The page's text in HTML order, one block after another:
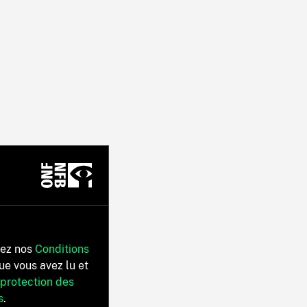
nos Conditions
vous avez lu et
des
.